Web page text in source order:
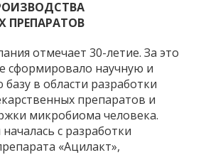
ПРЕПАРАТОВ
отмечает 30-летие. За это
сформировало научную и
в области разработки
препаратов и
микробиома человека.
с разработки
«Ацилакт»,